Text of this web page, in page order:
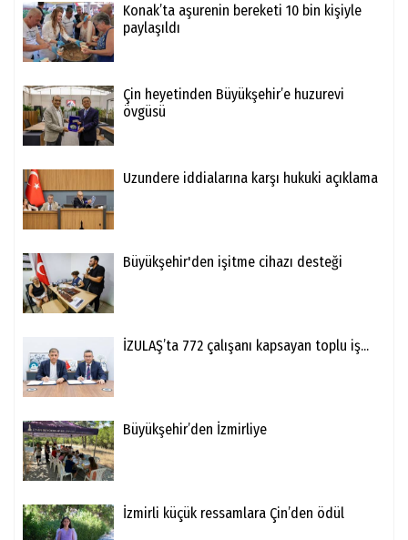
Konak’ta aşurenin bereketi 10 bin kişiyle
paylaşıldı
Çin heyetinden Büyükşehir’e huzurevi
övgüsü
Uzundere iddialarına karşı hukuki açıklama
Büyükşehir'den işitme cihazı desteği
İZULAŞ’ta 772 çalışanı kapsayan toplu iş...
Büyükşehir’den İzmirliye
İzmirli küçük ressamlara Çin’den ödül